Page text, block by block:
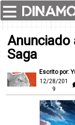
Anunciado
Saga
Escrito por:
12/28/201
9